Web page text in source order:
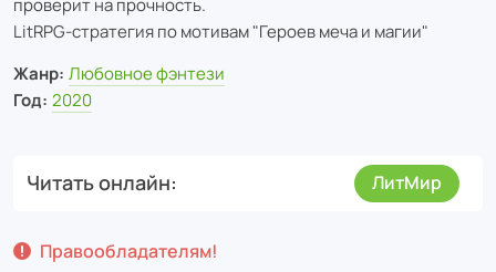
LitRPG-стратегия по мотивам "Героев меча и магии"
Жанр: Любовное фэнтези
Год: 2020
Читать онлайн ЛитМир
Правообладателям!